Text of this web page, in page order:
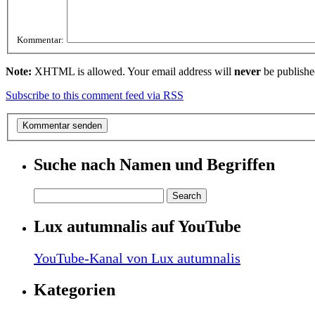
Kommentar:
Note: XHTML is allowed. Your email address will never be
Subscribe to this comment feed via RSS
Suche nach Namen und Begriffen
Lux autumnalis auf YouTube
YouTube-Kanal von Lux autumnalis
Kategorien